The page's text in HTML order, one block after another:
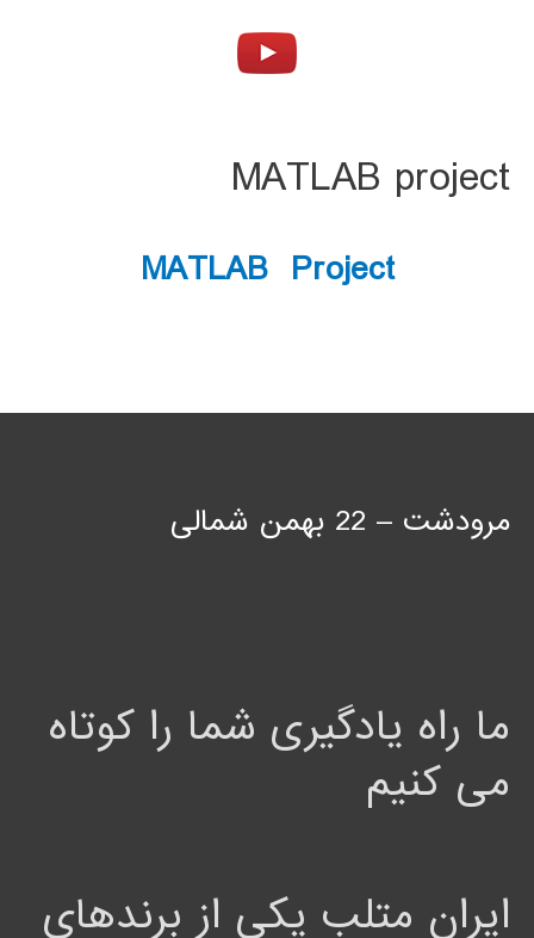
MATLAB project
MATLAB Project
مرودشت – 22 بهمن شمالی
ما راه یادگیری شما را کوتاه
می کنیم
ایران متلب یکی از برندهای